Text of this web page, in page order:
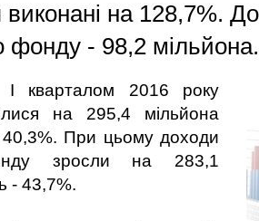
виконані на 128,7%.
фонду - 98,2 мільйона.
І кварталом 2016 року
на 295,4 мільйона
При цьому доходи
зросли на 283,1
- 43,7%.